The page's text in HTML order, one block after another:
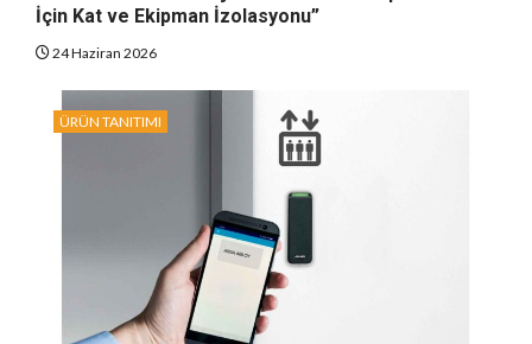
İçin Kat ve Ekipman İzolasyonu”
24 Haziran 2026
ÜRÜN TANITIMI